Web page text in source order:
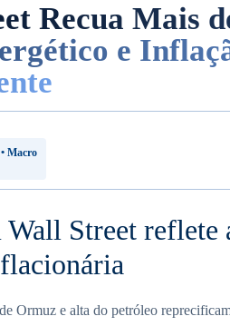
Recua Mais
e
Macro
Wall Street
Ormuz e alta do petróleo